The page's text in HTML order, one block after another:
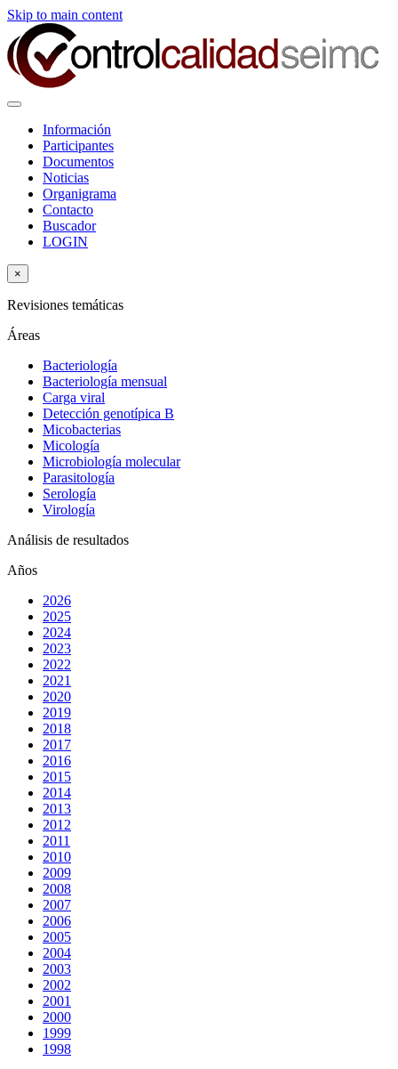
Skip to main content
Información
Participantes
Documentos
Noticias
Organigrama
Contacto
Buscador
LOGIN
×
Revisiones temáticas
Áreas
Bacteriología
Bacteriología mensual
Carga viral
Detección genotípica B
Micobacterias
Micología
Microbiología molecular
Parasitología
Serología
Virología
Análisis de resultados
Años
2026
2025
2024
2023
2022
2021
2020
2019
2018
2017
2016
2015
2014
2013
2012
2011
2010
2009
2008
2007
2006
2005
2004
2003
2002
2001
2000
1999
1998